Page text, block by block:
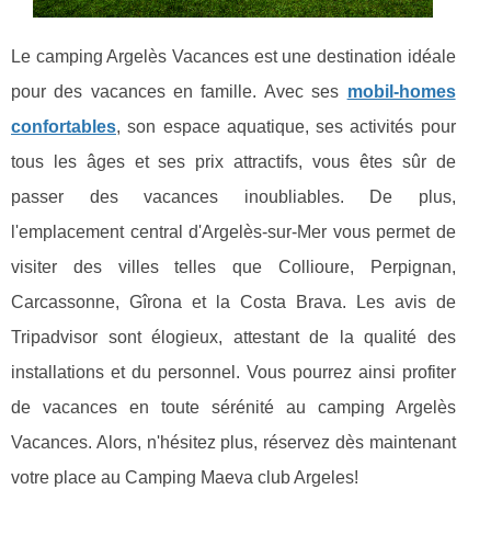
Le camping Argelès Vacances est une destination idéale
pour des vacances en famille. Avec ses mobil-homes
confortables, son espace aquatique, ses activités pour
tous les âges et ses prix attractifs, vous êtes sûr de
passer des vacances inoubliables. De plus,
l'emplacement central d'Argelès-sur-Mer vous permet de
visiter des villes telles que Collioure, Perpignan,
Carcassonne, Gîrona et la Costa Brava. Les avis de
Tripadvisor sont élogieux, attestant de la qualité des
installations et du personnel. Vous pourrez ainsi profiter
de vacances en toute sérénité au camping Argelès
Vacances. Alors, n'hésitez plus, réservez dès maintenant
votre place au Camping Maeva club Argeles!